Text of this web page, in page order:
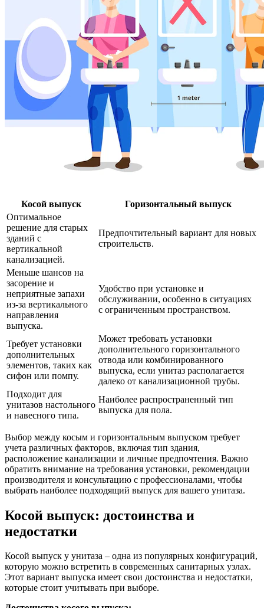
Косой выпуск
Горизонтальный выпуск
Оптимальное
решение для старых
зданий с
вертикальной
канализацией.
Предпочтительный вариант для новых
строительств.
Меньше шансов на
засорение и
неприятные запахи
из-за вертикального
направления
выпуска.
Удобство при установке и
обслуживании, особенно в ситуациях
с ограниченным пространством.
Требует установки
дополнительных
элементов, таких как
сифон или помпу.
Может требовать установки
дополнительного горизонтального
отвода или комбинированного
выпуска, если унитаз располагается
далеко от канализационной трубы.
Подходит для
унитазов настольного
и навесного типа.
Наиболее распространенный тип
выпуска для пола.
Выбор между косым и горизонтальным выпуском требует
учета различных факторов, включая тип здания,
расположение канализации и личные предпочтения. Важно
обратить внимание на требования установки, рекомендации
производителя и консультацию с профессионалами, чтобы
выбрать наиболее подходящий выпуск для вашего унитаза.
Косой выпуск: достоинства и
недостатки
Косой выпуск у унитаза – одна из популярных конфигураций,
которую можно встретить в современных санитарных узлах.
Этот вариант выпуска имеет свои достоинства и недостатки,
которые стоит учитывать при выборе.